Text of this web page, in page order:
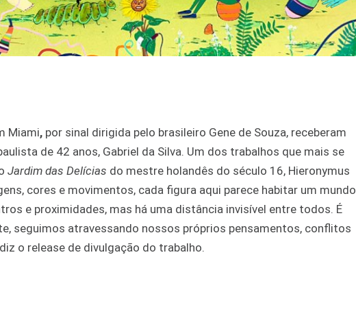
Miami, por sinal dirigida pelo brasileiro Gene de Souza, receberam
de 42 anos, Gabriel da Silva. Um dos trabalhos que mais se
Jardim das Delícias do mestre holandês do século 16, Hieronymus
cores e movimentos, cada figura aqui parece habitar um mundo
e proximidades, mas há uma distância invisível entre todos. É
seguimos atravessando nossos próprios pensamentos, conflitos
o release de divulgação do trabalho.